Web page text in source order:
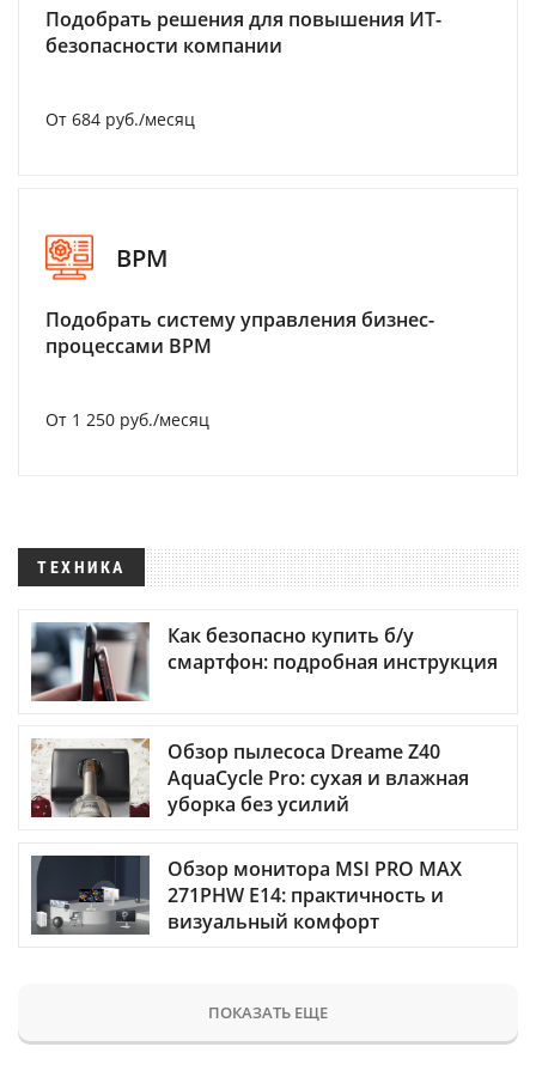
Подобрать решения для повышения ИТ-
безопасности компании
От 684 руб./месяц
BPM
Подобрать систему управления бизнес-
процессами BPM
От 1 250 руб./месяц
ТЕХНИКА
Как безопасно купить б/у
смартфон: подробная инструкция
Обзор пылесоса Dreame Z40
AquaCycle Pro: сухая и влажная
уборка без усилий
Обзор монитора MSI PRO MAX
271PHW E14: практичность и
визуальный комфорт
ПОКАЗАТЬ ЕЩЕ